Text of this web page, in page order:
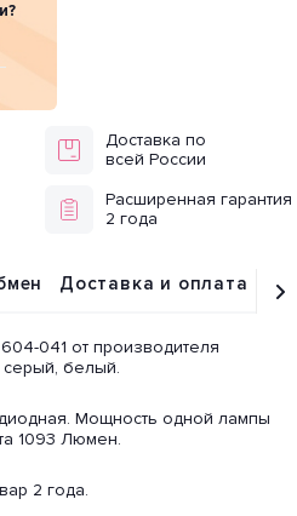
Доставка по
всей России
Расширенная гарантия
2 года
Доставка и оплата
041 от производителя
серый, белый.
Мощность одной лампы
1093 Люмен.
2 года.